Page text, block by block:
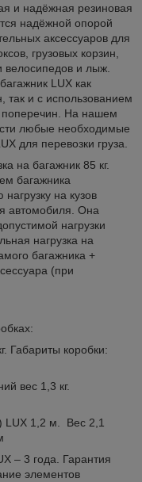
и надёжная резиновая
надёжной опорой
аксессуаров для
грузовых корзин,
велосипедов и лыж.
LUX как
так и с использованием
поперечин. На нашем
любые необходимые
для перевозки груза.
на багажник 85 кг.
багажника
на кузов
автомобиля. Она
нагрузки
нагрузка на
багажника +
(при
Габариты коробки:
вес 1,3 кг.
LUX 1,2 м. Вес 2,1
– 3 года. Гарантия
элементов